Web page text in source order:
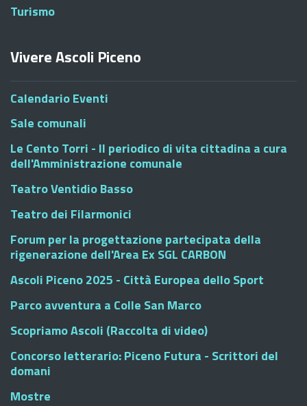
Turismo
Vivere Ascoli Piceno
Calendario Eventi
Sale comunali
Le Cento Torri - Il periodico di vita cittadina a cura
dell'Amministrazione comunale
Teatro Ventidio Basso
Teatro dei Filarmonici
Forum per la progettazione partecipata della
rigenerazione dell'Area Ex SGL CARBON
Ascoli Piceno 2025 - Città Europea dello Sport
Parco avventura a Colle San Marco
Scopriamo Ascoli (Raccolta di video)
Concorso letterario: Piceno Futura - Scrittori del
domani
Mostre